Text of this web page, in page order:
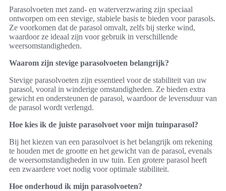
Parasolvoeten met zand- en waterverzwaring zijn speciaal
ontworpen om een stevige, stabiele basis te bieden voor parasols.
Ze voorkomen dat de parasol omvalt, zelfs bij sterke wind,
waardoor ze ideaal zijn voor gebruik in verschillende
weersomstandigheden.
Waarom zijn stevige parasolvoeten belangrijk?
Stevige parasolvoeten zijn essentieel voor de stabiliteit van uw
parasol, vooral in winderige omstandigheden. Ze bieden extra
gewicht en ondersteunen de parasol, waardoor de levensduur van
de parasol wordt verlengd.
Hoe kies ik de juiste parasolvoet voor mijn tuinparasol?
Bij het kiezen van een parasolvoet is het belangrijk om rekening
te houden met de grootte en het gewicht van de parasol, evenals
de weersomstandigheden in uw tuin. Een grotere parasol heeft
een zwaardere voet nodig voor optimale stabiliteit.
Hoe onderhoud ik mijn parasolvoeten?